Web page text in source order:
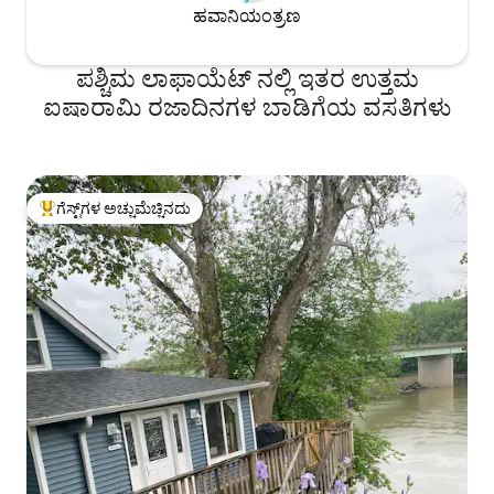
ಹವಾನಿಯಂತ್ರಣ
ಪಶ್ಚಿಮ ಲಾಫಾಯೆಟ್ ನಲ್ಲಿ ಇತರ ಉತ್ತಮ
ಐಷಾರಾಮಿ ರಜಾದಿನಗಳ ಬಾಡಿಗೆಯ ವಸತಿಗಳು
ಗೆಸ್ಟ್‌ಗಳಿಗೆ ಅತಿ ಹೆಚ್ಚು ಅಚ್ಚುಮೆಚ್ಚಿನದು
ಗೆಸ್ಟ್‌ಗಳ ಅಚ್ಚುಮೆಚ್ಚಿನದು